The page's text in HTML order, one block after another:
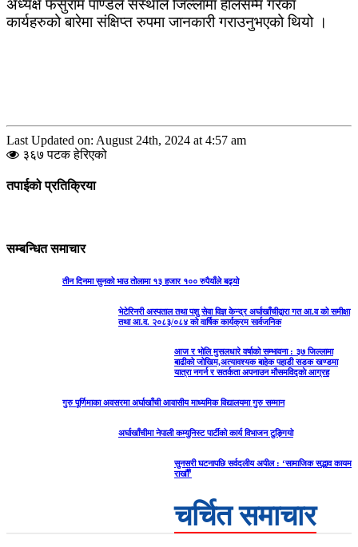
अध्यक्ष फर्सुराम पाण्डेले संस्थाले जिल्लामा हालसम्म गरेका
कार्यहरुको बारेमा संक्षिप्त रुपमा जानकारी गराउनुभएको थियो ।
Last Updated on: August 24th, 2024 at 4:57 am
३६७ पटक हेरिएको
तपाईको प्रतिक्रिया
सम्बन्धित समाचार
तीन दिनमा सुनको भाउ तोलामा १३ हजार १०० रुपैयाँले बढ्यो
भेटेरिनरी अस्पताल तथा पशु सेवा विज्ञ केन्द्र अर्घाखाँचीद्वारा गत आ.व को समीक्षा
तथा आ.व. २०८३/०८४ को वार्षिक कार्यक्रम सार्वजनिक
आज र भोलि मुसलधारे वर्षाको सम्भावना : ३७ जिल्लामा
बाढीको जोखिम,अत्यावश्यक बाहेक पहाडी सडक खण्डमा
यात्रा नगर्न र सतर्कता अपनाउन मौसमविद्काे आग्रह
गुरु पूर्णिमाका अवसरमा अर्घाखाँची आवासीय माध्यमिक विद्यालयमा गुरु सम्मान
अर्घाखाँचीमा नेपाली कम्युनिस्ट पार्टीको कार्य विभाजन टुङ्गियो
सुनसरी घटनापछि सर्वदलीय अपील : ‘सामाजिक सद्भाव कायम
राखौँ’
चर्चित समाचार